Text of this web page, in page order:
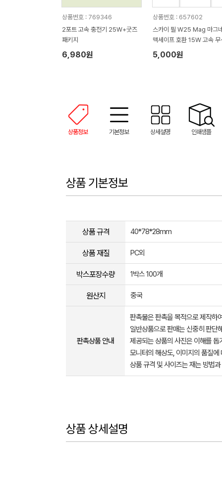
상품번호 : 769346
2포트 고속 충전기 25W+굿즈
패키지
6,980원
상품번호 : 657602
스카이 필 W25 Mag 마그
맥세이프 호환 15W 고속 무
충전기
5,000원
상품정보 기본정보 상세설명 인쇄샘플
상품 기본정보
상품 규격 40*78*28mm
상품 재질 PC외
박스포장수량 1박스 100개
원산지 중국
판촉상품 안내
판촉물은 판촉을 목적으로 제작하
일반상품으로 판매는 신중히 판단
제공되는 상품의 사진은 이해를
모니터의 해상도, 이미지의 품질
상품 규격 및 사이즈는 재는 방법
상품 상세설명